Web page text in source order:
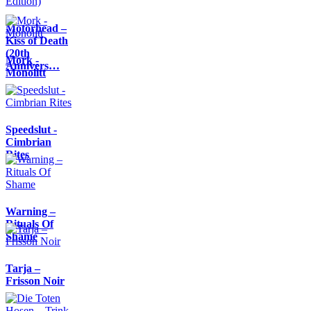
Motörhead –
Kiss of Death
(20th
Annivers…
Mork -
Monolitt
Speedslut -
Cimbrian
Rites
Warning –
Rituals Of
Shame
Tarja –
Frisson Noir